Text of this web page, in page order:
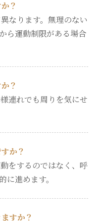
？
なります。無理のない
ら運動制限がある場合
？
連れでも周りを気にせ
か？
をするのではなく、呼
進めます。
すか？